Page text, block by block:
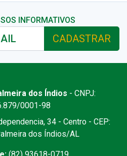
INFORMATIVOS
CADASTRAR
dos Índios - CNPJ:
0001-98
34 - Centro - CEP:
dos Índios/AL